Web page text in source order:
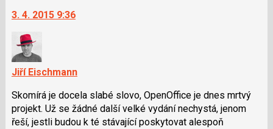
3. 4. 2015 9:36
Jiří Eischmann
Skomírá je docela slabé slovo, OpenOffice je dnes mrtvý
projekt. Už se žádné další velké vydání nechystá, jenom
řeší, jestli budou k té stávající poskytovat alespoň